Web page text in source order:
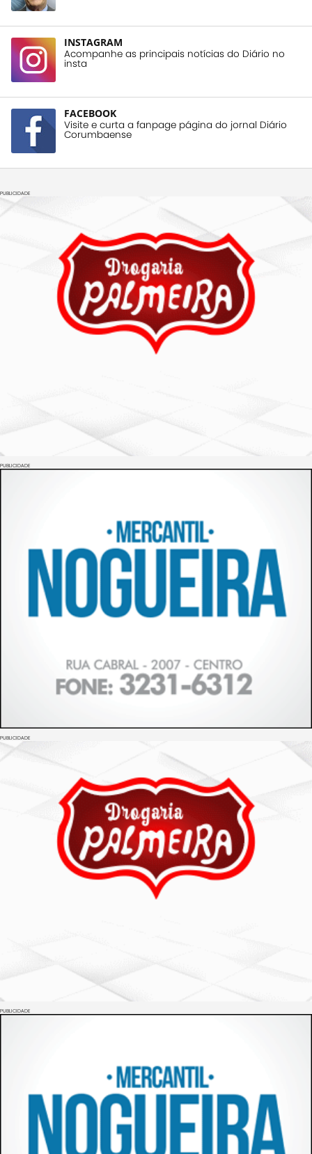
INSTAGRAM
Acompanhe as principais notícias do Diário no
insta
FACEBOOK
Visite e curta a fanpage página do jornal Diário
Corumbaense
PUBLICIDADE
PUBLICIDADE
PUBLICIDADE
PUBLICIDADE